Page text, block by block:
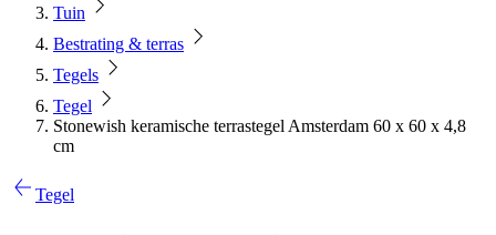
Tuin
Bestrating & terras
Tegels
Tegel
Stonewish keramische terrastegel Amsterdam 60 x 60 x 4,8
cm
Tegel